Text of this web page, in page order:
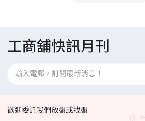
工商舖快訊月刊
歡迎委託我們放盤或找盤